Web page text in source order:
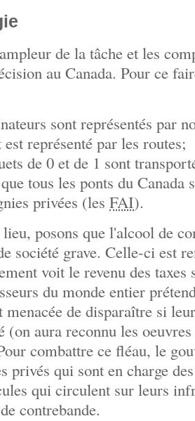
de la tâche et les
au Canada. Pour ce
sont représentés par
représenté par les routes;
de 0 et de 1 sont
tous les ponts du Canada
privées (les FAI).
posons que l'alcool de
société grave. Celle-ci est
voit le revenu des
du monde entier
menacée de disparaître si
(on aura reconnu les
combattre ce fléau, le
privés qui sont en charge
qui circulent sur leurs
contrebande.